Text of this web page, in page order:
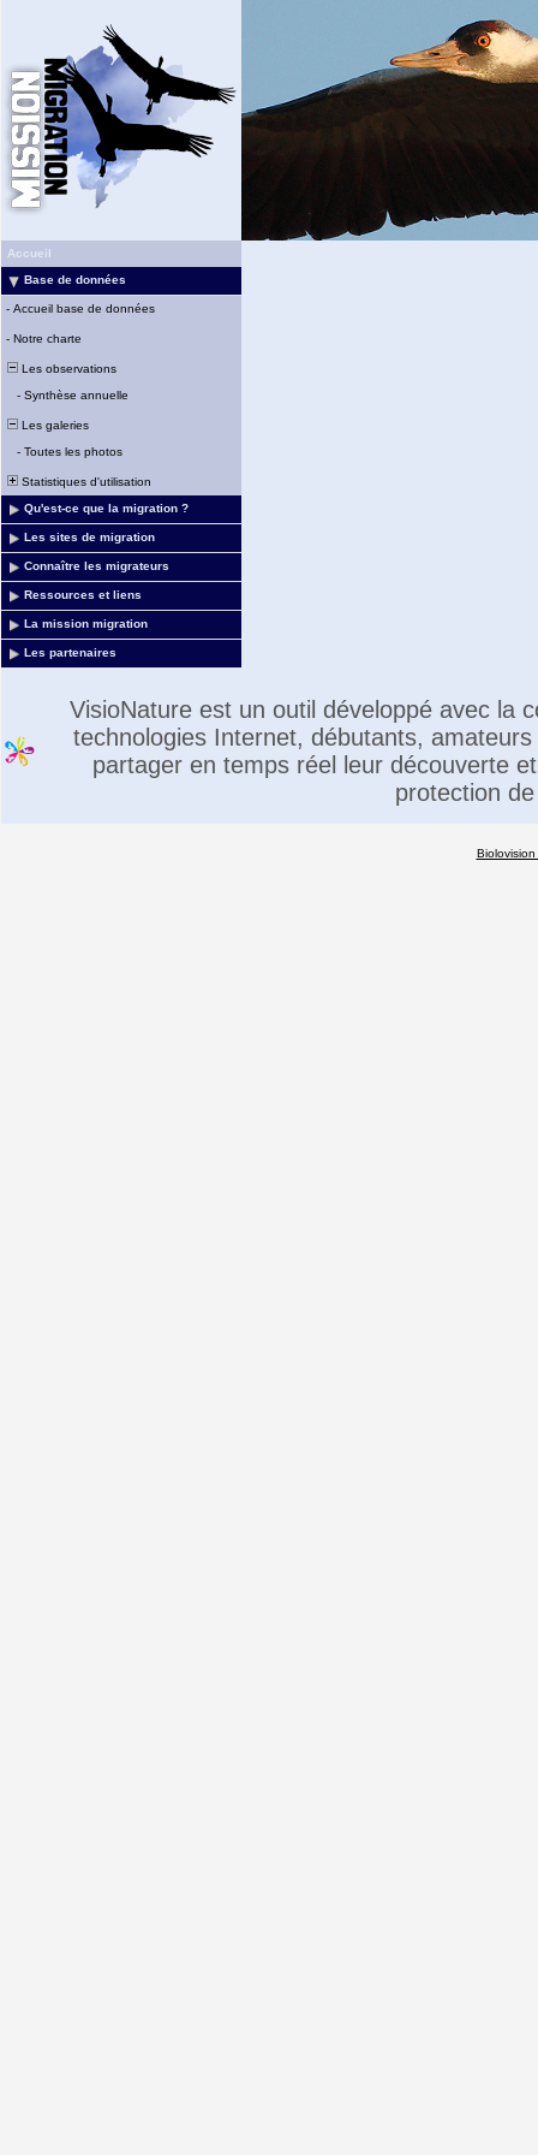
Accueil
Base de données
- Accueil base de données
- Notre charte
Les observations
- Synthèse annuelle
Les galeries
- Toutes les photos
Statistiques d'utilisation
Qu'est-ce que la migration ?
Les sites de migration
Connaître les migrateurs
Ressources et liens
La mission migration
Les partenaires
VisioNature est un outil développé avec la
technologies Internet, débutants,
partager en temps réel leur découverte
protection
Biolovision